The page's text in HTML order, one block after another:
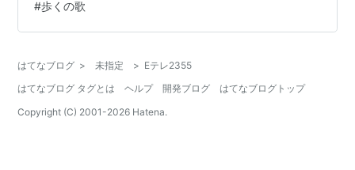
に癒される 歩くロボットのひたむきさが愛しい 「歩くの
歌」放送バージョン ショート1：歩く4号 ペタジーニ シ
倒れて進むくん ショート4：歩く11号 ほふく前進くん
ロ…
#歩くの歌
はてなブログ > 未指定 > Eテレ2355
はてなブログ タグとは
ヘルプ 開発ブログ
はてなブログトップ
Copyright (C) 2001-2026 Hatena.